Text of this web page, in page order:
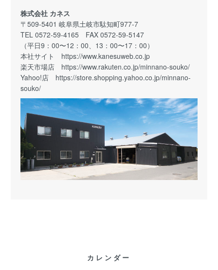
株式会社 カネス
〒509-5401 岐阜県土岐市駄知町977-7
TEL 0572-59-4165 FAX 0572-59-5147
（平日9：00〜12：00、13：00〜17：00）
本社サイト https://www.kanesuweb.co.jp
楽天市場店 https://www.rakuten.co.jp/minnano-souko/
Yahoo!店 https://store.shopping.yahoo.co.jp/minnano-
souko/
カレンダー